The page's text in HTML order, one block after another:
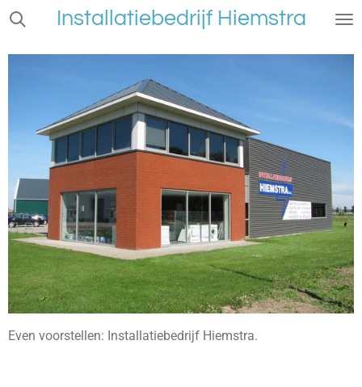
Ga
naar
Installatiebedrijf Hiemstra
Even voorstellen: Installatiebedrijf Hiemstra.